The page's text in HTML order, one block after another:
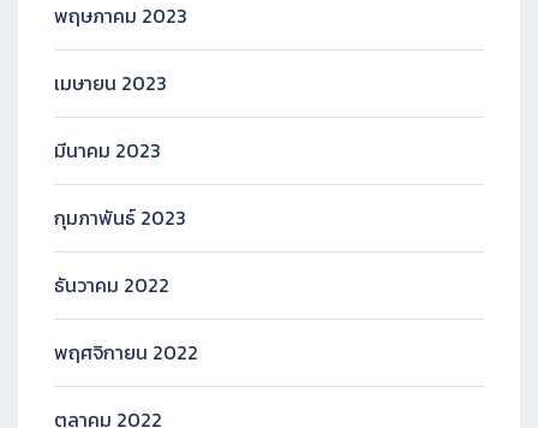
พฤษภาคม 2023
เมษายน 2023
มีนาคม 2023
กุมภาพันธ์ 2023
ธันวาคม 2022
พฤศจิกายน 2022
ตุลาคม 2022